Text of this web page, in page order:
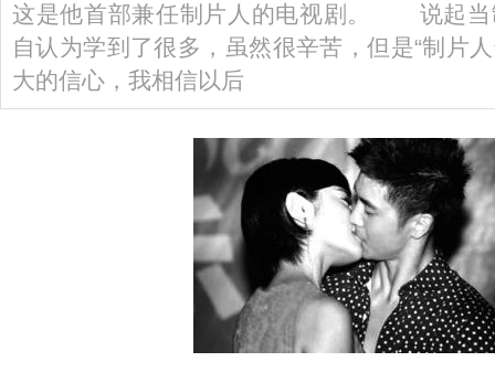
这是他首部兼任制片人的电视剧。 说起当
自认为学到了很多，虽然很辛苦，但是“制片
大的信心，我相信以后